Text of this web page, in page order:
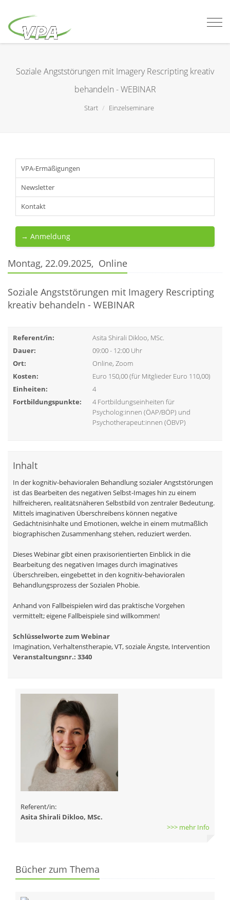
Soziale Angststörungen mit Imagery Rescripting kreativ
behandeln - WEBINAR
Start Einzelseminare
VPA-Ermäßigungen
Newsletter
Kontakt
→ Anmeldung
Montag, 22.09.2025, Online
Soziale Angststörungen mit Imagery Rescripting
kreativ behandeln - WEBINAR
Referent/in:
Asita Shirali Dikloo, MSc.
Dauer:
09:00 - 12:00 Uhr
Ort:
Online, Zoom
Kosten:
Euro 150,00 (für Mitglieder Euro 110,00)
Einheiten:
4
Fortbildungspunkte:
4 Fortbildungseinheiten für
Psycholog:innen (ÖAP/BÖP) und
Psychotherapeut:innen (ÖBVP)
Inhalt
In der kognitiv-behavioralen Behandlung sozialer Angststörungen
ist das Bearbeiten des negativen Selbst-Images hin zu einem
hilfreicheren, realitätsnäheren Selbstbild von zentraler Bedeutung.
Mittels imaginativen Überschreibens können negative
Gedächtnisinhalte und Emotionen, welche in einem mutmaßlich
biographischen Zusammenhang stehen, reduziert werden.
Dieses Webinar gibt einen praxisorientierten Einblick in die
Bearbeitung des negativen Images durch imaginatives
Überschreiben, eingebettet in den kognitiv-behavioralen
Behandlungsprozess der Sozialen Phobie.
Anhand von Fallbeispielen wird das praktische Vorgehen
vermittelt; eigene Fallbeispiele sind willkommen!
Schlüsselworte zum Webinar
Imagination, Verhaltenstherapie, VT, soziale Ängste, Intervention
Veranstaltungsnr.: 3340
Referent/in:
Asita Shirali Dikloo, MSc.
>>> mehr Info
Bücher zum Thema